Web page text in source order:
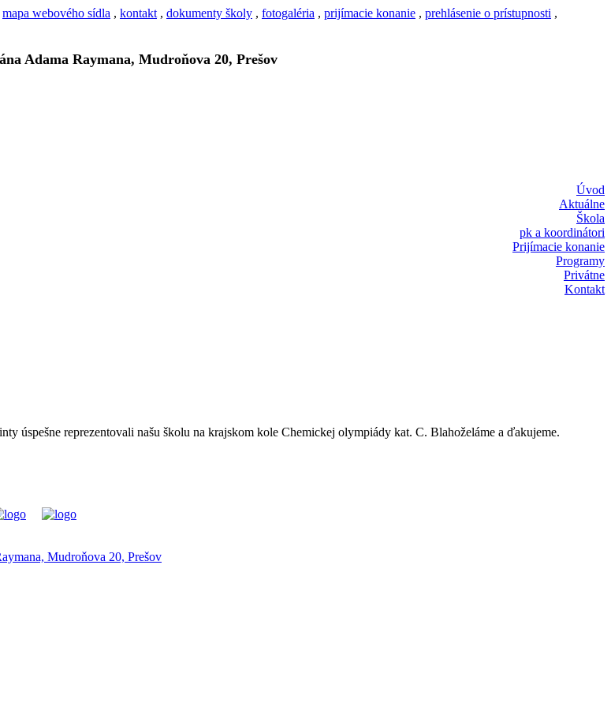
mapa webového sídla , kontakt , dokumenty školy , fotogaléria , prijímacie konanie , prehlásenie o prístupnosti ,
Adama Raymana, Mudroňova 20, Prešov
Úvod
Aktuálne
Škola
pk a koordinátori
Prijímacie konanie
Programy
Privátne
Kontakt
úspešne reprezentovali našu školu na krajskom kole Chemickej olympiády kat. C. Blahoželáme a ďakujeme.
Mudroňova 20, Prešov